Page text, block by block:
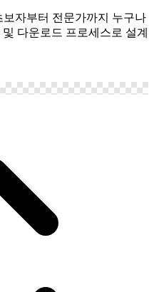
자부터 전문가까지 누구나
다운로드 프로세스로 설계